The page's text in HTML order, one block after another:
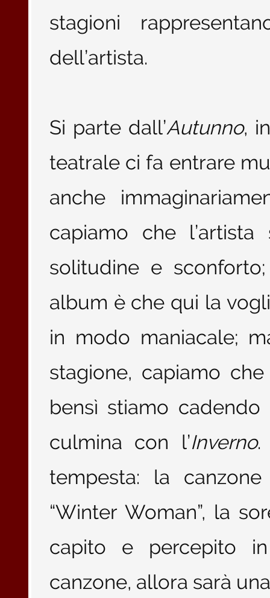
stagioni
dell’artista.
Si parte dall’Autunno,
teatrale ci fa entrare
anche
capiamo che
solitudine e
album è che qui la
in modo maniacale;
stagione, capiamo
bensì stiamo
culmina con l’Inverno.
tempesta: la
“Winter Woman”, la
capito e percepito
canzone, allora sarà